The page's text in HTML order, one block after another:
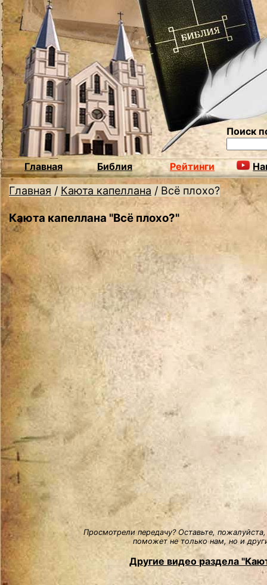
Поиск
Главная Библия Рейтинги
Главная / Каюта капеллана / Всё плохо?
Каюта капеллана "Всё плохо?"
Просмотрели передачу? Оставьте,
поможет не только нам, но и
Другие видео раздела